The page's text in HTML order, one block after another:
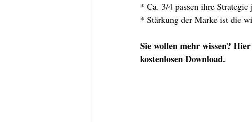
* Ca. 3/4 passen ihre
* Stärkung der Marke ist die
Sie wollen mehr wissen?
kostenlosen Download.